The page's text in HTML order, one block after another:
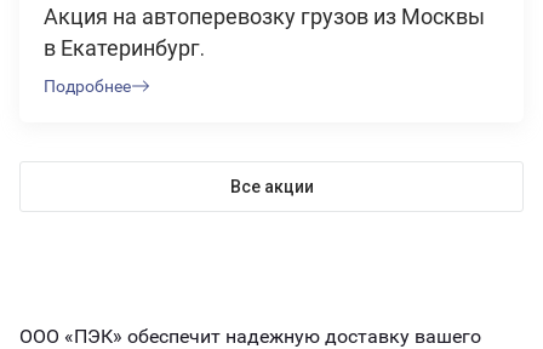
Акция на автоперевозку грузов из Москвы
в Екатеринбург.
Подробнее
Все акции
ООО «ПЭК» обеспечит надежную доставку вашего